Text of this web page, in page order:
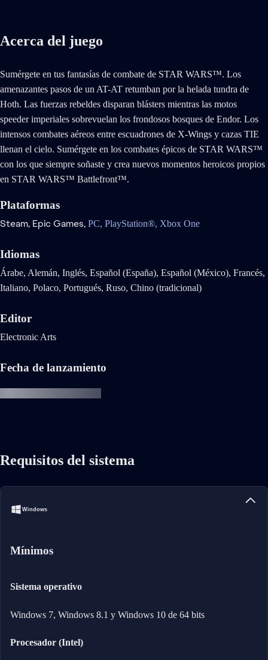
Acerca del juego
Sumérgete en tus fantasías de combate de STAR WARS™. Los
amenazantes pasos de un AT-AT retumban por la helada tundra de
Hoth. Las fuerzas rebeldes disparan blásters mientras las motos
speeder imperiales sobrevuelan los frondosos bosques de Endor. Los
intensos combates aéreos entre escuadrones de X-Wings y cazas TIE
llenan el cielo. Sumérgete en los combates épicos de STAR WARS™
con los que siempre soñaste y crea nuevos momentos heroicos propios
en STAR WARS™ Battlefront™.
Plataformas
Steam, Epic Games, PC, PlayStation®, Xbox One
Idiomas
Árabe, Alemán, Inglés, Español (España), Español (México), Francés,
Italiano, Polaco, Portugués, Ruso, Chino (tradicional)
Editor
Electronic Arts
Fecha de lanzamiento
Requisitos del sistema
Windows
Mínimos
Sistema operativo
Windows 7, Windows 8.1 y Windows 10 de 64 bits
Procesador (Intel)